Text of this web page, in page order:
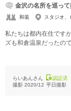
金沢の名所を巡っ
和装 スタジオ、
私たちは都内在住です
ズも和倉温泉だったの
ョン撮影とスタジオ撮
オも古民家をリノベー
描かれた立派な襖、花
スタジオで撮影できる
らいあんさん 認証済
撮影 2020/12 平日撮影